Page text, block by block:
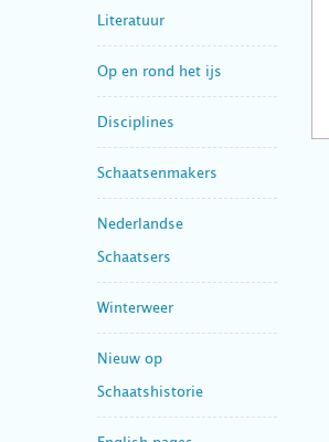
Literatuur
Op en rond het ijs
Disciplines
Schaatsenmakers
Nederlandse
Schaatsers
Winterweer
Nieuw op
Schaatshistorie